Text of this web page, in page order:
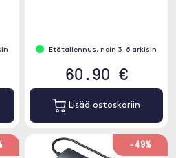
Etätallennus, noin 3-8 arkisin
60.90 €
Lisää ostoskoriin
-49%